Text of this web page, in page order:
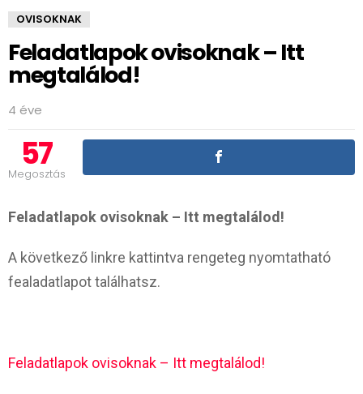
OVISOKNAK
Feladatlapok ovisoknak – Itt
megtalálod!
4 éve
57
Megosztás
Feladatlapok ovisoknak – Itt megtalálod!
A következő linkre kattintva rengeteg nyomtatható
fealadatlapot találhatsz.
Feladatlapok ovisoknak – Itt megtalálod!